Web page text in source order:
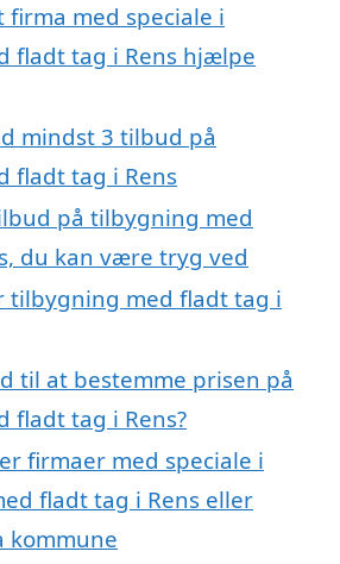
firma med speciale i
fladt tag i Rens hjælpe
mindst 3 tilbud på
fladt tag i Rens
på tilbygning med
du kan være tryg ved
tilbygning med fladt tag i
til at bestemme prisen på
fladt tag i Rens?
firmaer med speciale i
fladt tag i Rens eller
kommune